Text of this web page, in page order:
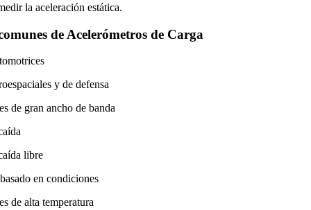
la aceleración estática.
de Acelerómetros de Carga
y de defensa
de gran ancho de banda
libre
en condiciones
de alta temperatura